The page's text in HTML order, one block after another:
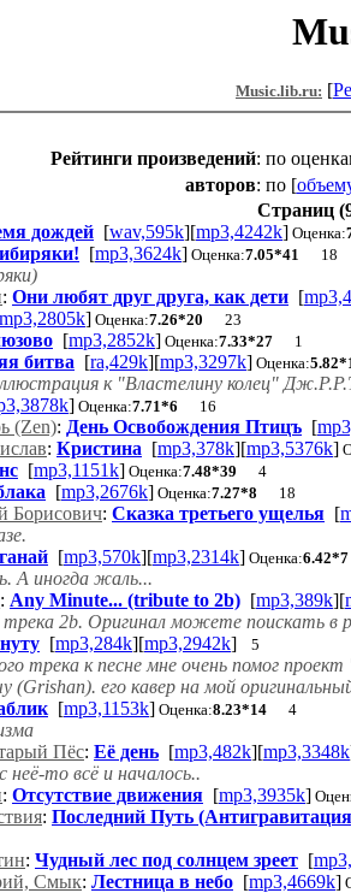
Music.lib.ru: [
Рейтинги произведений: по
авторов: по [
Страниц
дождей [wav,595k][mp3,4242k] Оценка:
[mp3,3624k] Оценка:7.05*41 18
: Они любят друг друга, как дети [
mp3,2805k] Оценка:7.26*20 23
[mp3,2852k] Оценка:7.33*27 1
битва [ra,429k][mp3,3297k] Оценка:
к "Властелину колец"
] Оценка:7.71*6 16
(Zen): День Освобождения Птицъ [
: Кристина [mp3,378k][mp3,5376k]
[mp3,1151k] Оценка:7.48*39 4
[mp3,2676k] Оценка:7.27*8 18
Борисович: Сказка третьего ущелья [
[mp3,570k][mp3,2314k] Оценка:6.42*7
А иногда жаль...
: Any Minute... (tribute to 2b) [mp3,389k][
2b. Оригинал можете поискать в
[mp3,284k][mp3,2942k] 5
трека к песне мне очень помог проект
(Grishan). его кавер на мой
[mp3,1153k] Оценка:8.23*14 4
Пёс: Её день [mp3,482k][mp3,3348k
неё-то всё и началось..
: Отсутствие движения [mp3,3935k]
: Последний Путь
: Чудный лес под солнцем зреет [
Смык: Лестница в небо [mp3,4669k]